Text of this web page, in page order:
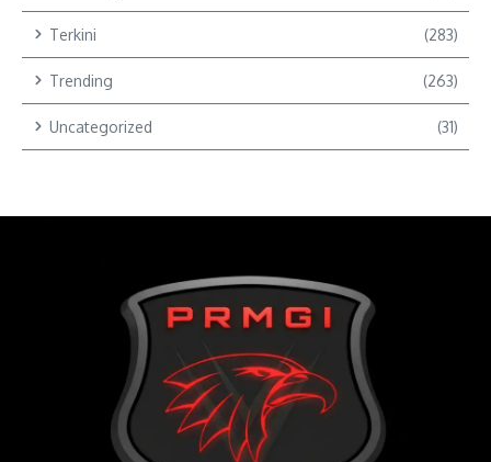
Terkini (283)
Trending (263)
Uncategorized (31)